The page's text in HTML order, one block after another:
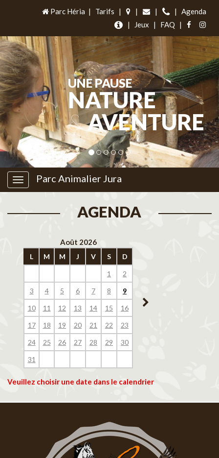
Parc Héria | Tarifs | | | |
Agenda
|
Jeux | FAQ |
UNE PAUSE
NATURE
&AVENTURE
Parc Animalier Jura
AGENDA
Août 2026
L M M J V S D
1 2
3 4 5 6 7 8 9
10 11 12 13 14 15 16
17 18 19 20 21 22 23
24 25 26 27 28 29 30
31
14
Veuillez choisir une date dans le calendrier